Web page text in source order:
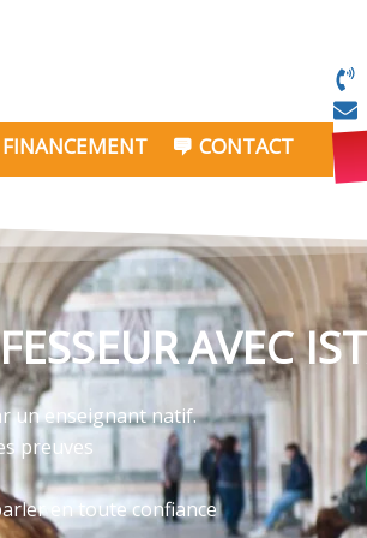
CONTACT
AVEC
un enseignant natif.
preuves
en toute confiance